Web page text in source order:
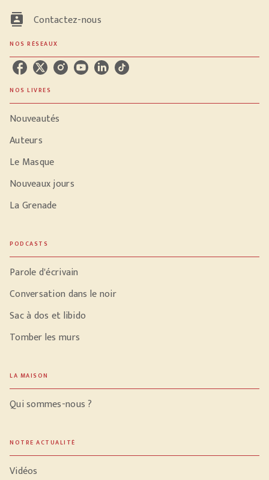
contacts Contactez-nous
NOS RÉSEAUX
NOS LIVRES
Nouveautés
Auteurs
Le Masque
Nouveaux jours
La Grenade
PODCASTS
Parole d'écrivain
Conversation dans le noir
Sac à dos et libido
Tomber les murs
LA MAISON
Qui sommes-nous ?
NOTRE ACTUALITÉ
Vidéos